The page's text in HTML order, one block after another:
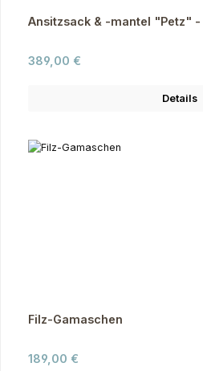
Ansitzsack & -mantel "Petz" -
Regulärer Preis:
389,00 €
Details
Filz-Gamaschen
Regulärer Preis:
189,00 €